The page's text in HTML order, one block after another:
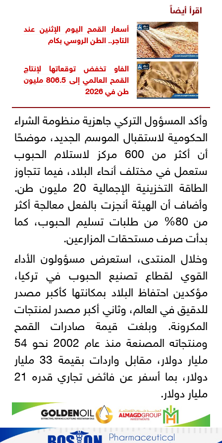
اقرأ أيضاً
أسعار القمح اليوم الإثنين عند
التاجر.. الطن الروسي بكام
الفاو تخفض توقعاتها لإنتاج
القمح العالمي إلى 806.5 مليون
طن في 2026
وأكد المسؤول التركي جاهزية منظومة الشراء
الحكومية لاستقبال الموسم الجديد، موضحًا
أن أكثر من 600 مركز لاستلام الحبوب
ستعمل في مختلف أنحاء البلاد، فيما تتجاوز
الطاقة التخزينية الإجمالية 20 مليون طن.
وأضاف أن الهيئة أنجزت بالفعل معالجة أكثر
من 80% من طلبات تسليم الحبوب، كما
بدأت صرف مستحقات المزارعين.
وخلال المنتدى، استعرض مسؤولون الأداء
القوي لقطاع تصنيع الحبوب في تركيا،
مؤكدين احتفاظ البلاد بمكانتها كأكبر مصدر
للدقيق في العالم، وثاني أكبر مصدر لمنتجات
المكرونة. وبلغت قيمة صادرات القمح
ومنتجاته المصنعة منذ عام 2002 نحو 54
مليار دولار، مقابل واردات بقيمة 33 مليار
دولار، بما أسفر عن فائض تجاري قدره 21
مليار دولار.